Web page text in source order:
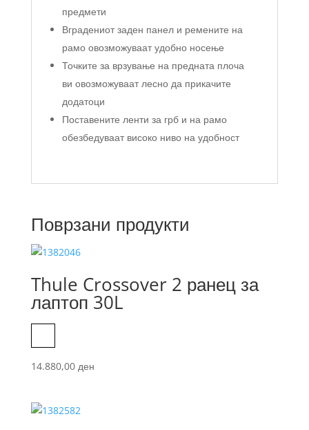
предмети
Вградениот заден панел и ремените на
рамо овозможуваат удобно носење
Точките за врзување на предната плоча
ви овозможуваат лесно да прикачите
додатоци
Поставените ленти за грб и на рамо
обезбедуваат високо ниво на удобност
Поврзани продукти
Thule Crossover 2 ранец за
лаптоп 30L
14.880,00 ден